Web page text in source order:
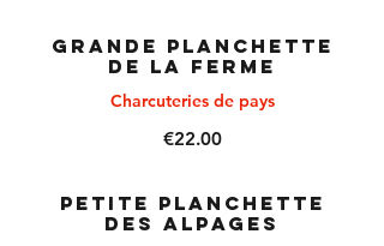
GRANDE PLANCHETTE
DE LA FERME
Charcuteries de pays
€22.00
PETITE PLANCHETTE
DES ALPAGES